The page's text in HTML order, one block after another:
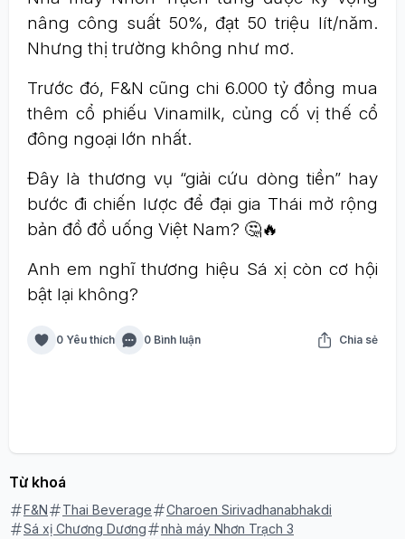
nâng công suất 50%, đạt 50 triệu lít/năm.
Nhưng thị trường không như mơ.
Trước đó, F&N cũng chi 6.000 tỷ đồng mua
thêm cổ phiếu Vinamilk, củng cố vị thế cổ
đông ngoại lớn nhất.
Đây là thương vụ “giải cứu dòng tiền” hay
bước đi chiến lược để đại gia Thái mở rộng
bản đồ đồ uống Việt Nam? 🤔🔥
Anh em nghĩ thương hiệu Sá xị còn cơ hội
bật lại không?
0 Yêu thích 0 Bình luận Chia sẻ
Từ khoá
F&N Thai Beverage
Charoen Sirivadhanabhakdi
Sá xị Chương Dương
nhà máy Nhơn Trạch 3